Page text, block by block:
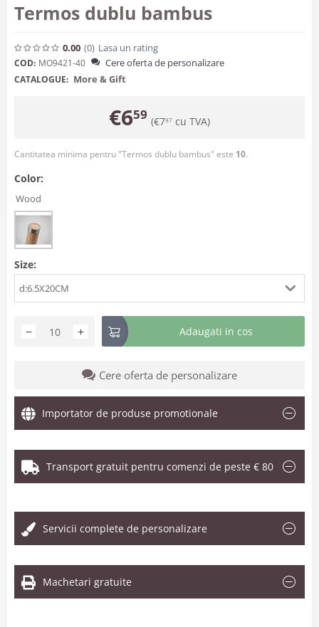
Termos dublu bambus
0.00 (0) Lasa un rating
COD: MO9421-40 Cere oferta de personalizare
CATALOGUE: More & Gift
€659 (€797 cu TVA)
Cantitatea minima pentru "Termos dublu bambus" este 10.
Color:
Wood
Size:
d:6.5X20CM
+
− Adaugati in cos
Cere oferta de personalizare
Importator de produse promotionale
Transport gratuit pentru comenzi de peste € 80
Servicii complete de personalizare
Machetari gratuite